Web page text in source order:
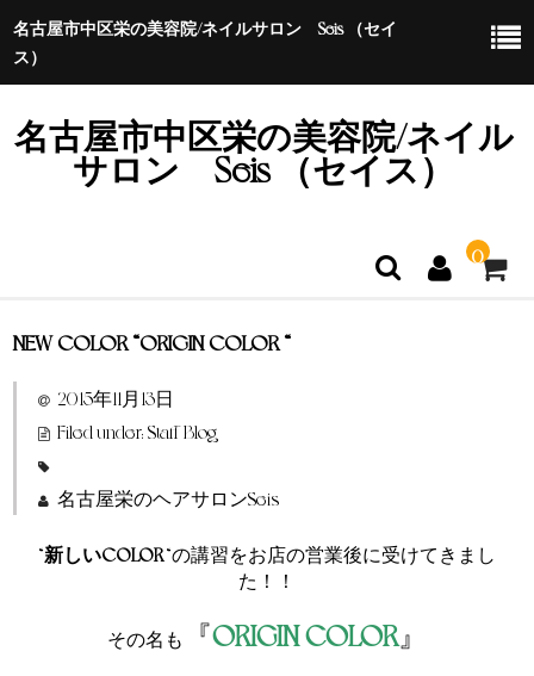
名古屋市中区栄の美容院/ネイルサロン Seis （セイ
ス）
名古屋市中区栄の美容院/ネイル
サロン Seis （セイス）
0
ホーム
特定商取引法に基づく表示
NEW COLOR “ORIGIN COLOR “
2015年11月13日
Filed under:Staff Blog
名古屋栄のヘアサロンSeis
“新しいCOLOR“の講習をお店の営業後に受けてきまし
た！！
その名も 『ORIGIN COLOR 』